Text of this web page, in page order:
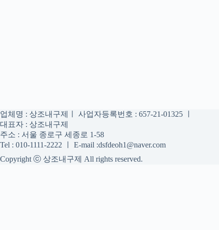
업체명 : 상조내구제ㅣ 사업자등록번호 : 657-21-01325 ㅣ
대표자 : 상조내구제
주소 : 서울 종로구 세종로 1-58
Tel : 010-1111-2222 ㅣ E-mail :dsfdeoh1@naver.com
Copyright ⓒ 상조내구제 All rights reserved.